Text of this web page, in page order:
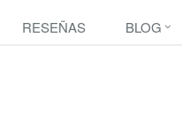
RESEÑAS BLOG